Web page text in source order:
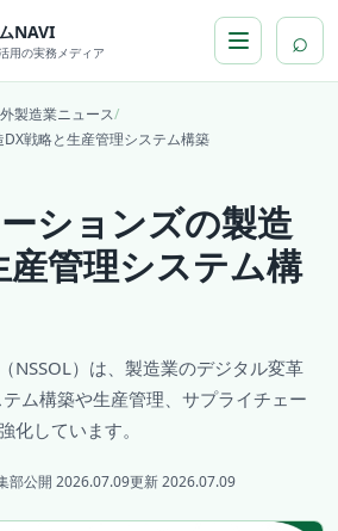
NAVI
用の実務メディア ⌕
製造業ニュース/
戦略と生産管理システム構築
ションズの製造
産管理システム構
NSSOL）は、製造業のデジタル変革
テム構築や生産管理、サプライチェー
化しています。
部公開 2026.07.09更新 2026.07.09